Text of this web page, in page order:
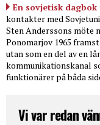
En sovjetisk dagbok
kontakter med
Sten Anderssons möte
Ponomarjov 1965
utan som en del av en
kommunikationskanal
funktionärer på båda
Vi var redan